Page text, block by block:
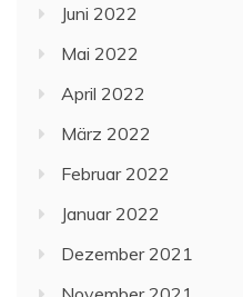
Juni 2022
Mai 2022
April 2022
März 2022
Februar 2022
Januar 2022
Dezember 2021